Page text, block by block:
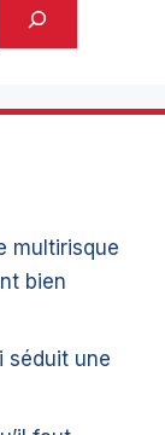
multirisque
bien
séduit une